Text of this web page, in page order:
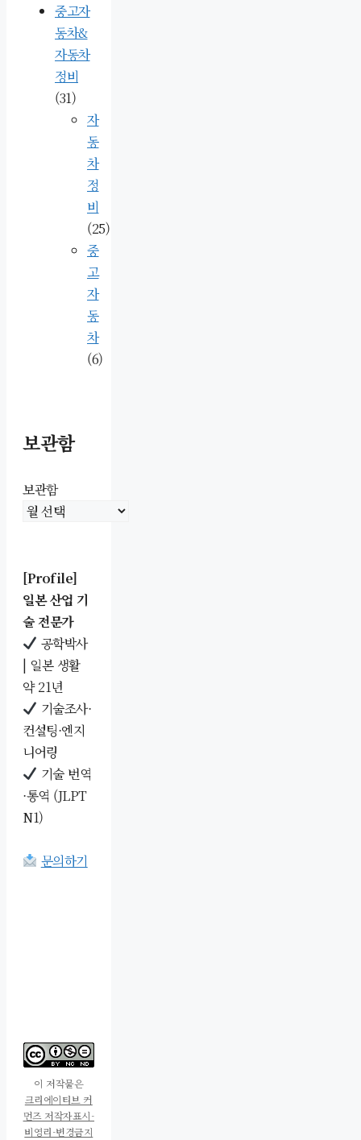
중고자
동차&
자동차
정비
(31)
자
동
차
정
비
(25)
중
고
자
동
차
(6)
보관함
보관함
[Profile]
일본 산업 기
술 전문가
공학박사
| 일본 생활
약 21년
기술조사·
컨설팅·엔지
니어링
기술 번역
·통역 (JLPT
N1)
문의하기
이 저작물은
크리에이티브 커
먼즈 저작자표시-
비영리-변경금지